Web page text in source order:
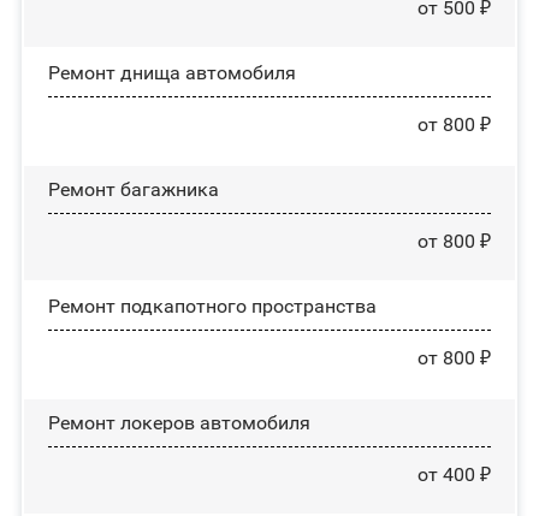
от 500 ₽
Ремонт днища автомобиля
от 800 ₽
Ремонт багажника
от 800 ₽
Ремонт подкапотного пространства
от 800 ₽
Ремонт лoĸepoв автомобиля
от 400 ₽